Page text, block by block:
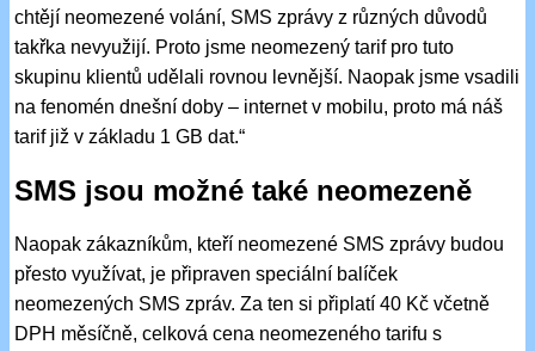
chtějí neomezené volání, SMS zprávy z různých důvodů
takřka nevyužijí. Proto jsme neomezený tarif pro tuto
skupinu klientů udělali rovnou levnější. Naopak jsme vsadili
na fenomén dnešní doby – internet v mobilu, proto má náš
tarif již v základu 1 GB dat.“
SMS jsou možné také neomezeně
Naopak zákazníkům, kteří neomezené SMS zprávy budou
přesto využívat, je připraven speciální balíček
neomezených SMS zpráv. Za ten si připlatí 40 Kč včetně
DPH měsíčně, celková cena neomezeného tarifu s